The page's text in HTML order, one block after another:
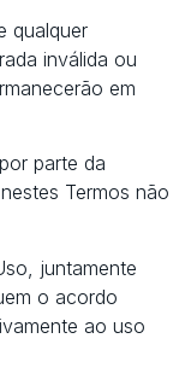
qualquer
inválida ou
em
parte da
Termos não
juntamente
o acordo
ao uso